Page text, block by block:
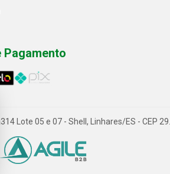
Pagamento
Lote 05 e 07 - Shell, Linhares/ES - CEP